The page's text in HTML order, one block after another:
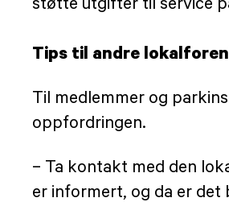
Tips til andre
Til medlemmer og
oppfordringen.
– Ta kontakt med den
er informert, og da er det